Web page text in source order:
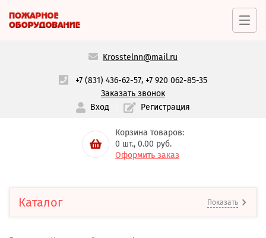
Krosstelnn@mail.ru
+7 (831) 436-62-57,+7 920 062-85-35
Заказать звонок
Вход
Регистрация
Корзина товаров:
0 шт., 0.00 руб.
Оформить заказ
Каталог Показать